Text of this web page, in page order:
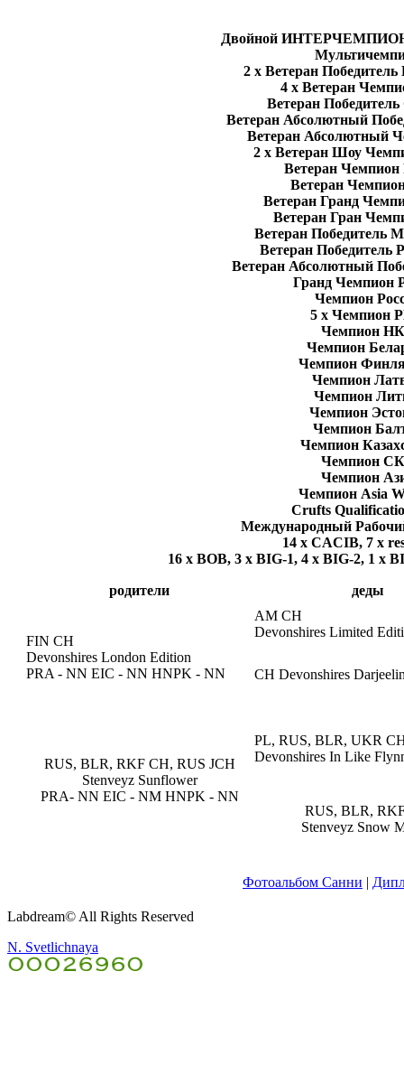
Двойной ИНТЕРЧЕМПИОН
2 х Ветеран Победитель
4 х Ветеран
Ветеран
Ветеран Абсолютный
Ветеран Абсолютный
2 х Ветеран Шоу
Ветеран Чемпион
Ветеран
Ветеран Гранд
Ветеран Гран
Ветеран Победитель
Ветеран Победитель
Ветеран Абсолютный
Гранд Чемпион
Чемпион
5 х Чемпион
Чемпион
Чемпион
Чемпион
Чемпион
Чемпион
Чемпион
Чемпион
Чемпион
Чемпион
Чемпион
Чемпион Asia
Crufts
Международный
14 x CACIB, 7 x
16 х BOB, 3 х BIG-1, 4 х BIG-2, 1 х
родители деды
FIN CH
Devonshires London Edition
PRA - NN EIC - NN HNPK - NN
AM CH
Devonshires Limited
CH Devonshires
RUS, BLR, RKF CH, RUS JCH
Stenveyz Sunflower
PRA- NN EIC - NM HNPK - NN
PL, RUS, BLR, UKR
Devonshires In Like
RUS, BLR,
Stenveyz Snow
Фотоальбом Санни |
Labdream© All Rights Reserved
N. Svetlichnaya